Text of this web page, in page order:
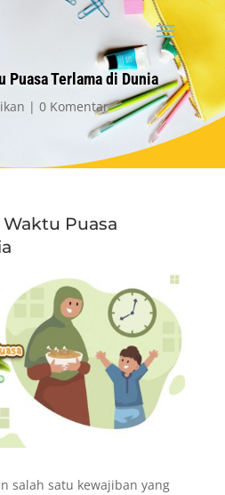
Puasa Terlama di Dunia
0 Komentar
Puasa
salah satu kewajiban yang